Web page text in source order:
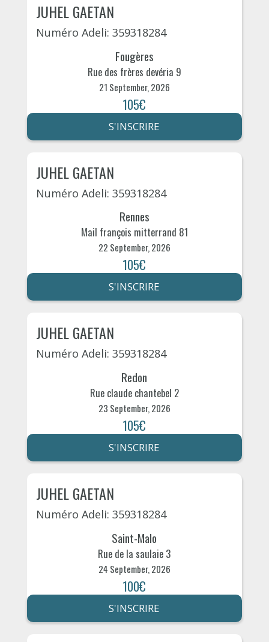
JUHEL GAETAN
Numéro Adeli: 359318284
Fougères
Rue des frères devéria 9
21 September, 2026
105€
S'INSCRIRE
JUHEL GAETAN
Numéro Adeli: 359318284
Rennes
Mail françois mitterrand 81
22 September, 2026
105€
S'INSCRIRE
JUHEL GAETAN
Numéro Adeli: 359318284
Redon
Rue claude chantebel 2
23 September, 2026
105€
S'INSCRIRE
JUHEL GAETAN
Numéro Adeli: 359318284
Saint-Malo
Rue de la saulaie 3
24 September, 2026
100€
S'INSCRIRE